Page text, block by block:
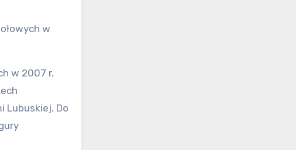
w
w 2007 r.
Lubuskiej. Do